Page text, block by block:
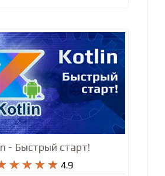
- Быстрый старт!
   
    4.9